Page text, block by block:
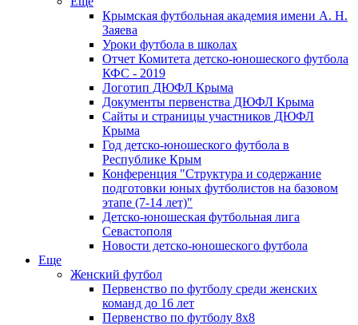
Крымская футбольная академия имени А. Н.
Заяева
Уроки футбола в школах
Отчет Комитета детско-юношеского футбола
КФС - 2019
Логотип ДЮФЛ Крыма
Документы первенства ДЮФЛ Крыма
Сайты и страницы участников ДЮФЛ
Крыма
Год детско-юношеского футбола в
Республике Крым
Конференция "Структура и содержание
подготовки юных футболистов на базовом
этапе (7-14 лет)"
Детско-юношеская футбольная лига
Севастополя
Новости детско-юношеского футбола
Еще
Женский футбол
Первенство по футболу среди женских
команд до 16 лет
Первенство по футболу 8х8